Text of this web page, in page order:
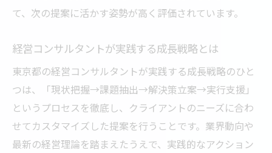
て、次の提案に活かす姿勢が高く評価されています。
経営コンサルタントが実践する成長戦略とは
東京都の経営コンサルタントが実践する成長戦略のひと
つは、「現状把握→課題抽出→解決策立案→実行支援」
というプロセスを徹底し、クライアントのニーズに合わ
せてカスタマイズした提案を行うことです。業界動向や
最新の経営理論を踏まえたうえで、実践的なアクション